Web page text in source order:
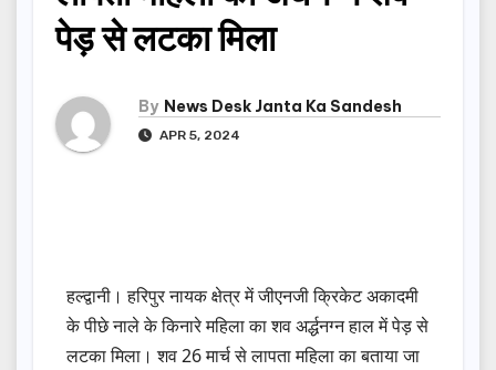
पेड़ से लटका मिला
By News Desk Janta Ka Sandesh
APR 5, 2024
हल्द्वानी। हरिपुर नायक क्षेत्र में जीएनजी क्रिकेट अकादमी
के पीछे नाले के किनारे महिला का शव अर्द्धनग्न हाल में पेड़ से
लटका मिला। शव 26 मार्च से लापता महिला का बताया जा